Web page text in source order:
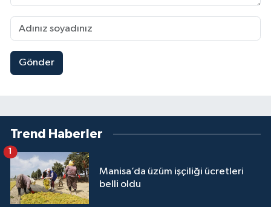
Gönder
Trend Haberler
Manisa’da üzüm işçiliği ücretleri
belli oldu
1